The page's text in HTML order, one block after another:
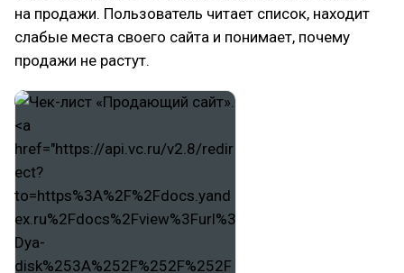
на продажи. Пользователь читает список, находит
слабые места своего сайта и понимает, почему
продажи не растут.